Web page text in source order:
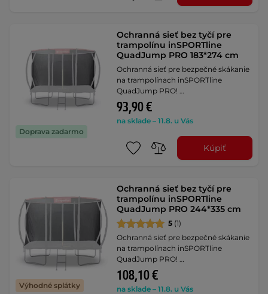
Doprava zadarmo
Ochranná sieť bez tyčí pre
trampolínu inSPORTline
QuadJump PRO 183*274 cm
Ochranná sieť pre bezpečné skákanie
na trampolínach inSPORTline
QuadJump PRO! …
93,90 €
na sklade – 11.8. u Vás
Kúpiť
Výhodné splátky
Ochranná sieť bez tyčí pre
trampolínu inSPORTline
QuadJump PRO 244*335 cm
5 (1)
Ochranná sieť pre bezpečné skákanie
na trampolínach inSPORTline
QuadJump PRO! …
108,10 €
na sklade – 11.8. u Vás